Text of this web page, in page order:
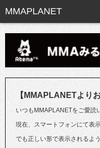
【MMAPLANETよりお
いつもMMAPLANETをご愛読
現在、スマートフォンにて表
でも正しい形で表示されるよ